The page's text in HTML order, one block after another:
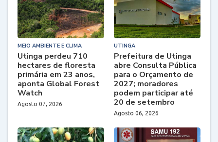
MEIO AMBIENTE E CLIMA
Utinga perdeu 710
hectares de floresta
primária em 23 anos,
aponta Global Forest
Watch
Agosto 07, 2026
UTINGA
Prefeitura de Utinga
abre Consulta Pública
para o Orçamento de
2027; moradores
podem participar até
20 de setembro
Agosto 06, 2026